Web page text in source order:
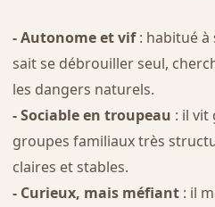
- Autonome et vif: habitué à
sait se débrouiller seul,
les dangers naturels.
- Sociable en troupeau : il vit
groupes familiaux très
claires et stables.
- Curieux, mais méfiant: il